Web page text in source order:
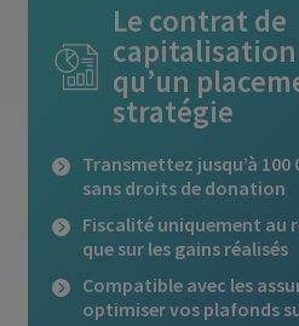
Le contrat de
qu’un
stratégie
Transmettez jusqu’à 100
sans droits de donation
Fiscalité uniquement au
que sur les gains réalisés
Compatible avec les
optimiser vos plafonds